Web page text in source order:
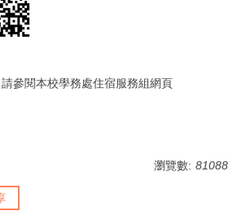
參閱本校學務處住宿服務組網頁
瀏覽數: 81088